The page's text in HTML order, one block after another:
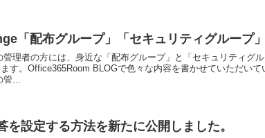
「配布グループ」「セキュリティグループ
管理者の方には、身近な「配布グループ」と「セキュリティグ
す。Office365Room BLOGで色々な内容を書かせていただい
管...
を設定する方法を新たに公開しました。